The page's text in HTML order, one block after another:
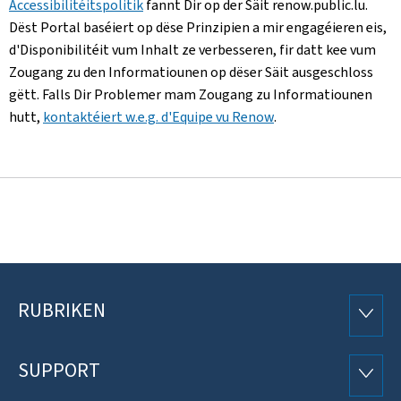
Accessibilitéitspolitikfannt Dir op der Säit renow.public.lu.
Dëst Portal baséiert op dëse Prinzipien a mir engagéieren eis,
d'Disponibilitéit vum Inhalt ze verbesseren, fir datt kee vum
Zougang zu den Informatiounen op dëser Säit ausgeschloss
gëtt. Falls Dir Problemer mam Zougang zu Informatiounen
hutt, kontaktéiert w.e.g. d'Equipe vu Renow.
Fousszeil
RUBRIKEN
SUPPORT